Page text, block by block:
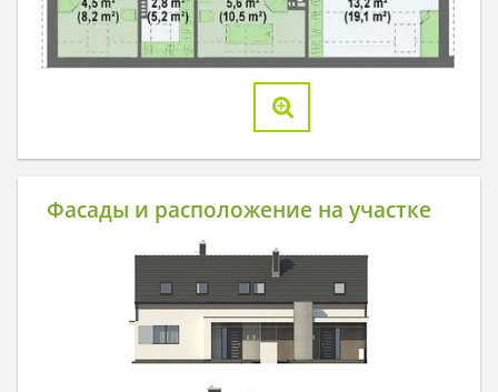
Фасады и расположение на участке